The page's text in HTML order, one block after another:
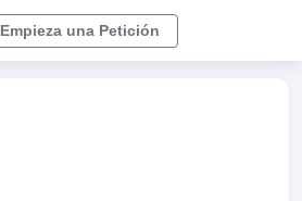
Empieza una Petición